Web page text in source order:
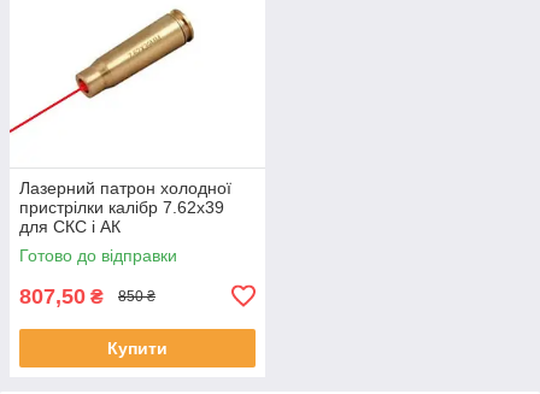
Лазерний патрон холодної
пристрілки калібр 7.62х39
для СКС і АК
Готово до відправки
807,50 ₴ 850 ₴
Купити